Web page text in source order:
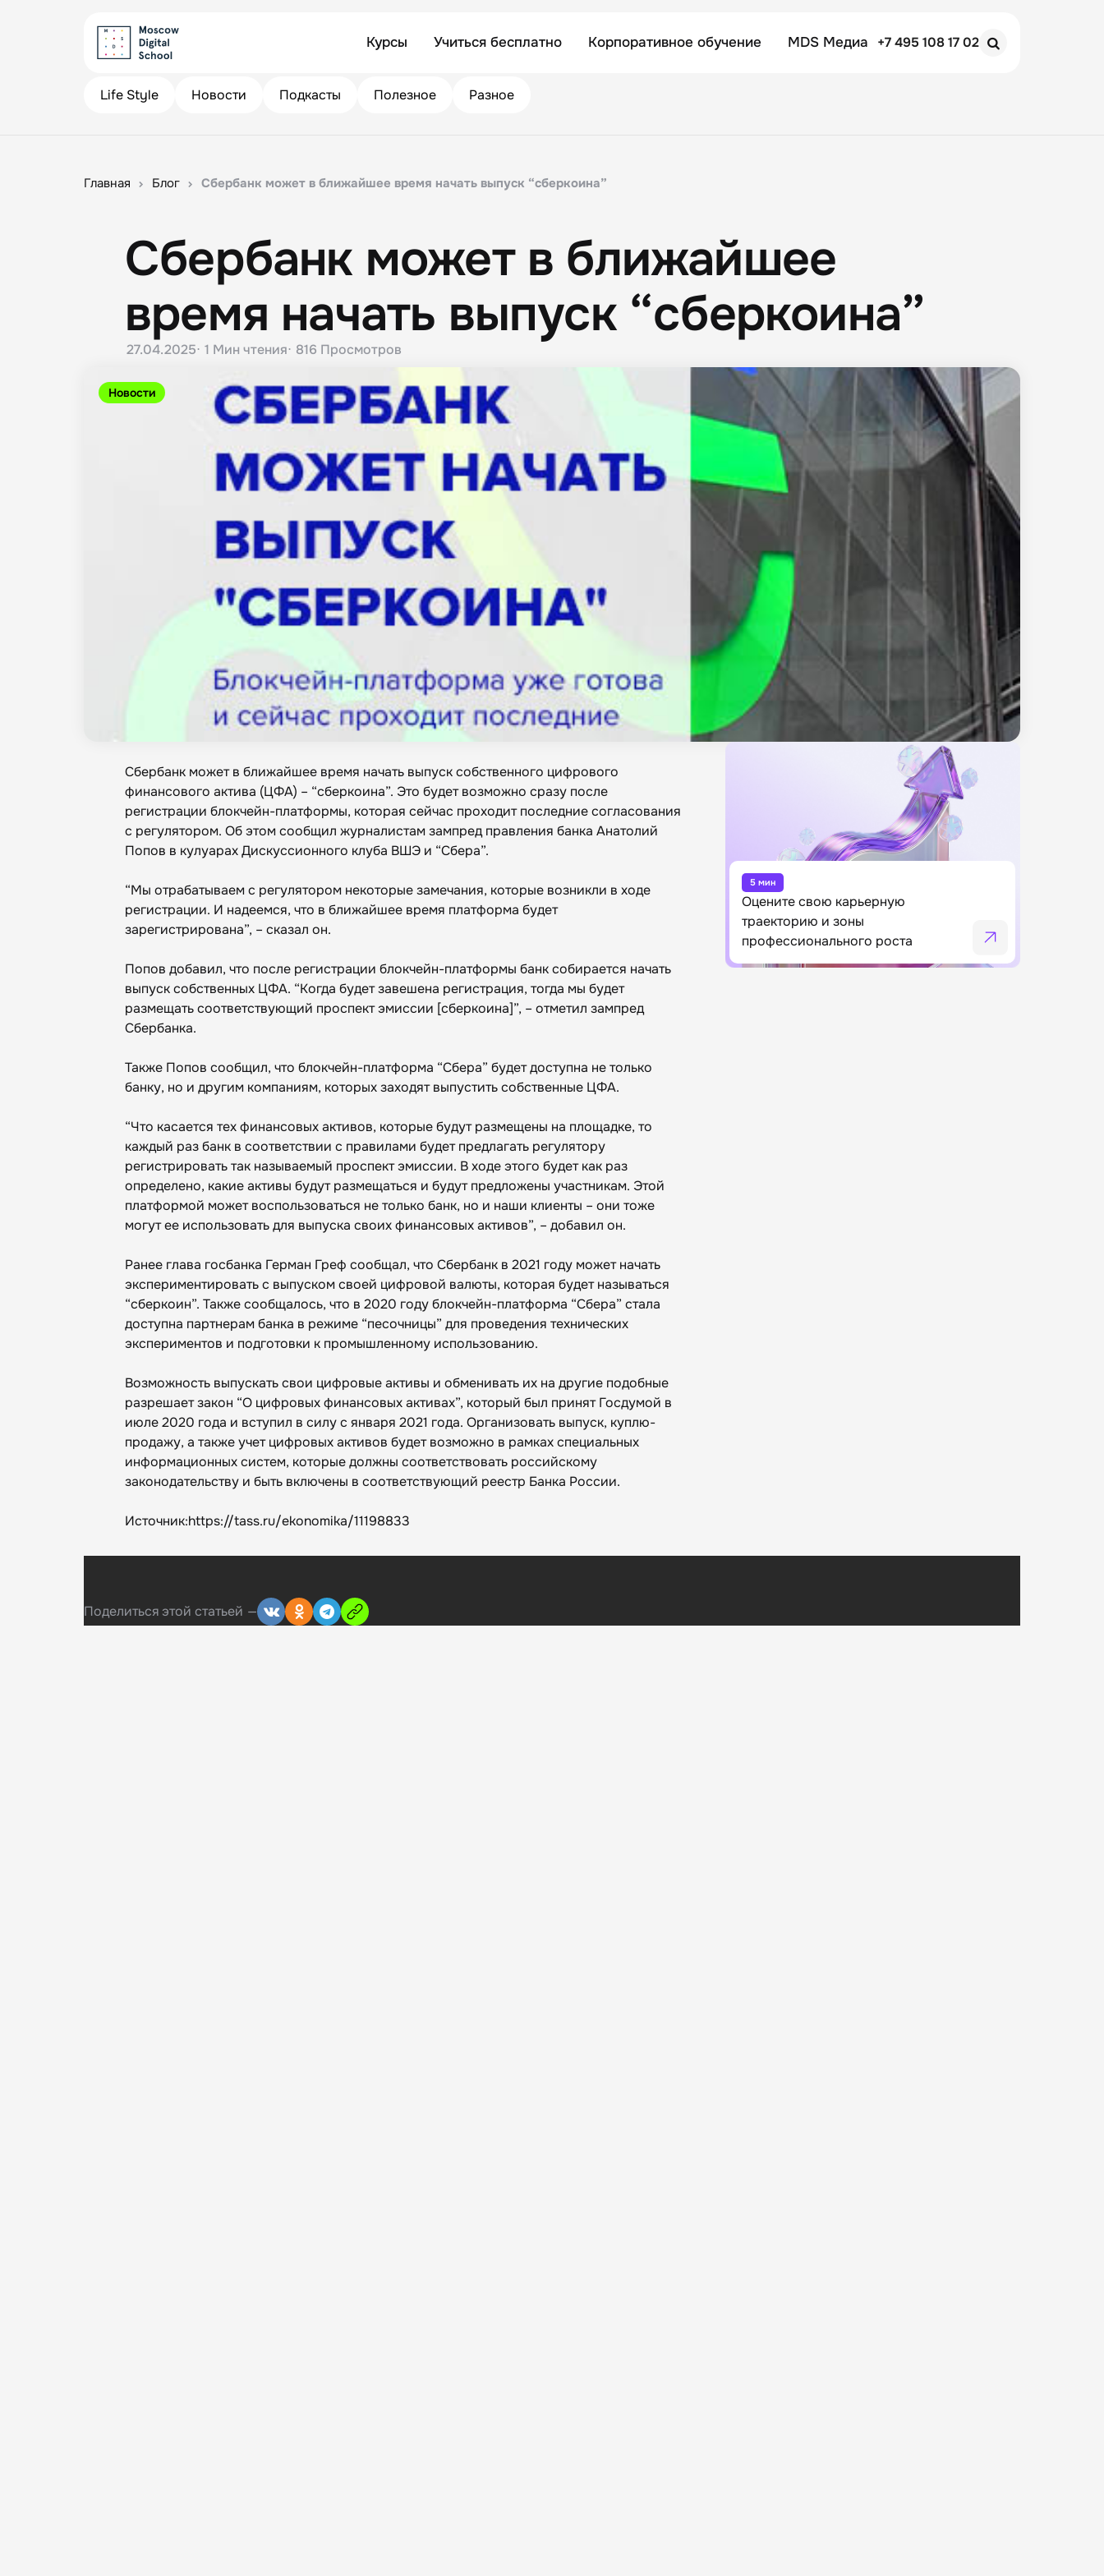
+7 495 108 17 02
Курсы Учиться бесплатно Корпоративное обучение MDS Медиа
Life Style Новости Подкасты Полезное Разное
Главная Блог Сбербанк может в ближайшее время начать выпуск “сберкоина”
Новости
Сбербанк может в ближайшее
время начать выпуск “сберкоина”
27.04.2025 1 Мин чтения 816 Просмотров
Сбербанк может в ближайшее время начать выпуск собственного цифрового
финансового актива (ЦФА) – “сберкоина”. Это будет возможно сразу после
регистрации блокчейн-платформы, которая сейчас проходит последние согласования
с регулятором. Об этом сообщил журналистам зампред правления банка Анатолий
Попов в кулуарах Дискуссионного клуба ВШЭ и “Сбера”.
“Мы отрабатываем с регулятором некоторые замечания, которые возникли в ходе
регистрации. И надеемся, что в ближайшее время платформа будет
зарегистрирована”, – сказал он.
Попов добавил, что после регистрации блокчейн-платформы банк собирается начать
выпуск собственных ЦФА. “Когда будет завешена регистрация, тогда мы будет
размещать соответствующий проспект эмиссии [сберкоина]”, – отметил зампред
Сбербанка.
Также Попов сообщил, что блокчейн-платформа “Сбера” будет доступна не только
банку, но и другим компаниям, которых заходят выпустить собственные ЦФА.
“Что касается тех финансовых активов, которые будут размещены на площадке, то
каждый раз банк в соответствии с правилами будет предлагать регулятору
регистрировать так называемый проспект эмиссии. В ходе этого будет как раз
определено, какие активы будут размещаться и будут предложены участникам. Этой
платформой может воспользоваться не только банк, но и наши клиенты – они тоже
могут ее использовать для выпуска своих финансовых активов”, – добавил он.
Ранее глава госбанка Герман Греф сообщал, что Сбербанк в 2021 году может начать
экспериментировать с выпуском своей цифровой валюты, которая будет называться
“сберкоин”. Также сообщалось, что в 2020 году блокчейн-платформа “Сбера” стала
доступна партнерам банка в режиме “песочницы” для проведения технических
экспериментов и подготовки к промышленному использованию.
Возможность выпускать свои цифровые активы и обменивать их на другие подобные
разрешает закон “О цифровых финансовых активах”, который был принят Госдумой в
июле 2020 года и вступил в силу с января 2021 года. Организовать выпуск, куплю-
продажу, а также учет цифровых активов будет возможно в рамках специальных
информационных систем, которые должны соответствовать российскому
законодательству и быть включены в соответствующий реестр Банка России.
Источник:https://tass.ru/ekonomika/11198833
Оцените свою карьерную
траекторию и зоны
профессионального роста
5 мин
Поделиться этой статьей